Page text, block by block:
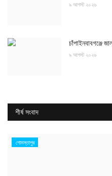
৯ আগস্ট ২০২৬
চাঁপাইনবাবগঞ্জে
৯ আগস্ট ২০২৬
শীর্ষ সংবাদ
গোমস্তাপুর